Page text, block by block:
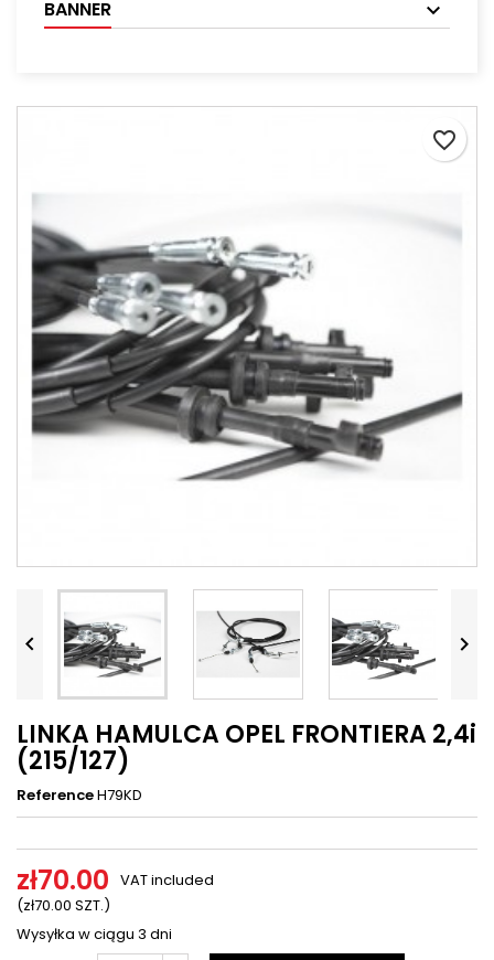
BANNER
favorite_border
 
 
LINKA HAMULCA OPEL FRONTIERA 2,4i
(215/127)
ReferenceH79KD
zł70.00
(zł70.00 SZT.)
VAT included
Wysyłka w ciągu 3 dni